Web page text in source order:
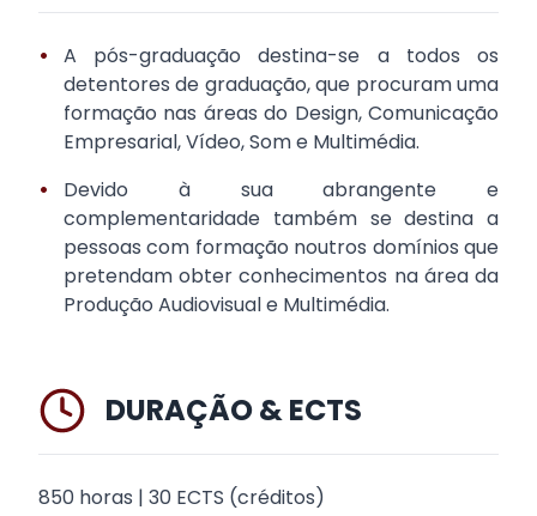
•
A pós-graduação destina-se a todos os
detentores de graduação, que procuram uma
formação nas áreas do Design, Comunicação
Empresarial, Vídeo, Som e Multimédia.
•
Devido à sua abrangente e
complementaridade também se destina a
pessoas com formação noutros domínios que
pretendam obter conhecimentos na área da
Produção Audiovisual e Multimédia.
DURAÇÃO & ECTS
850 horas | 30 ECTS (créditos)